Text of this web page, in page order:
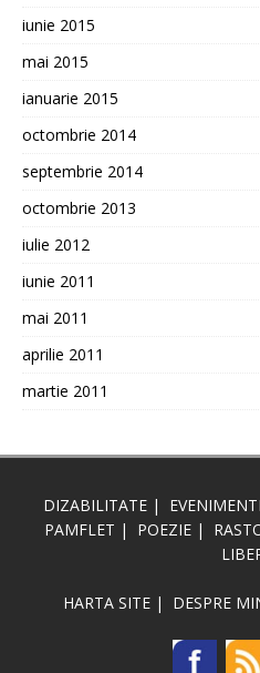
iunie 2015
mai 2015
ianuarie 2015
octombrie 2014
septembrie 2014
octombrie 2013
iulie 2012
iunie 2011
mai 2011
aprilie 2011
martie 2011
DIZABILITATE |
PAMFLET | POEZIE |
HARTA SITE| DESPRE